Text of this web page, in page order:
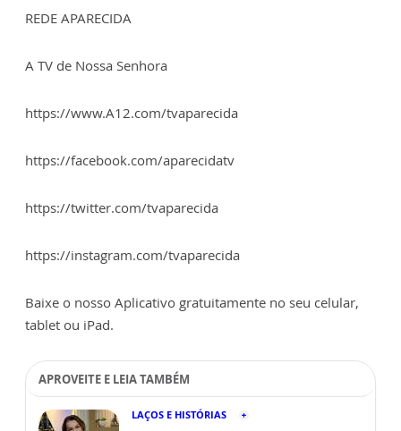
REDE APARECIDA
A TV de Nossa Senhora
https://www.A12.com/tvaparecida
https://facebook.com/aparecidatv
https://twitter.com/tvaparecida
https://instagram.com/tvaparecida
Baixe o nosso Aplicativo gratuitamente no seu celular,
tablet ou iPad.
APROVEITE E LEIA TAMBÉM
LAÇOS E HISTÓRIAS